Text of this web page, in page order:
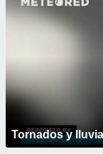
Tornados y